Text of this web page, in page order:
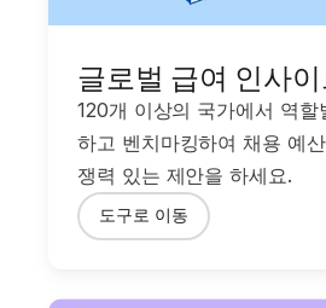
글로벌 급여 인사이
120개 이상의 국가에서 역할
하고 벤치마킹하여 채용 예
쟁력 있는 제안을 하세요.
도구로 이동